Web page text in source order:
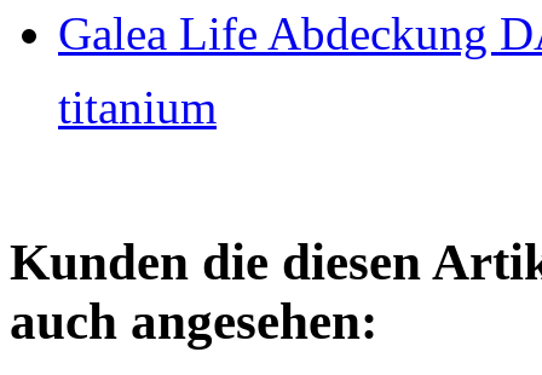
Galea Life Abdeckung
titanium
Kunden die diesen
auch angesehen: